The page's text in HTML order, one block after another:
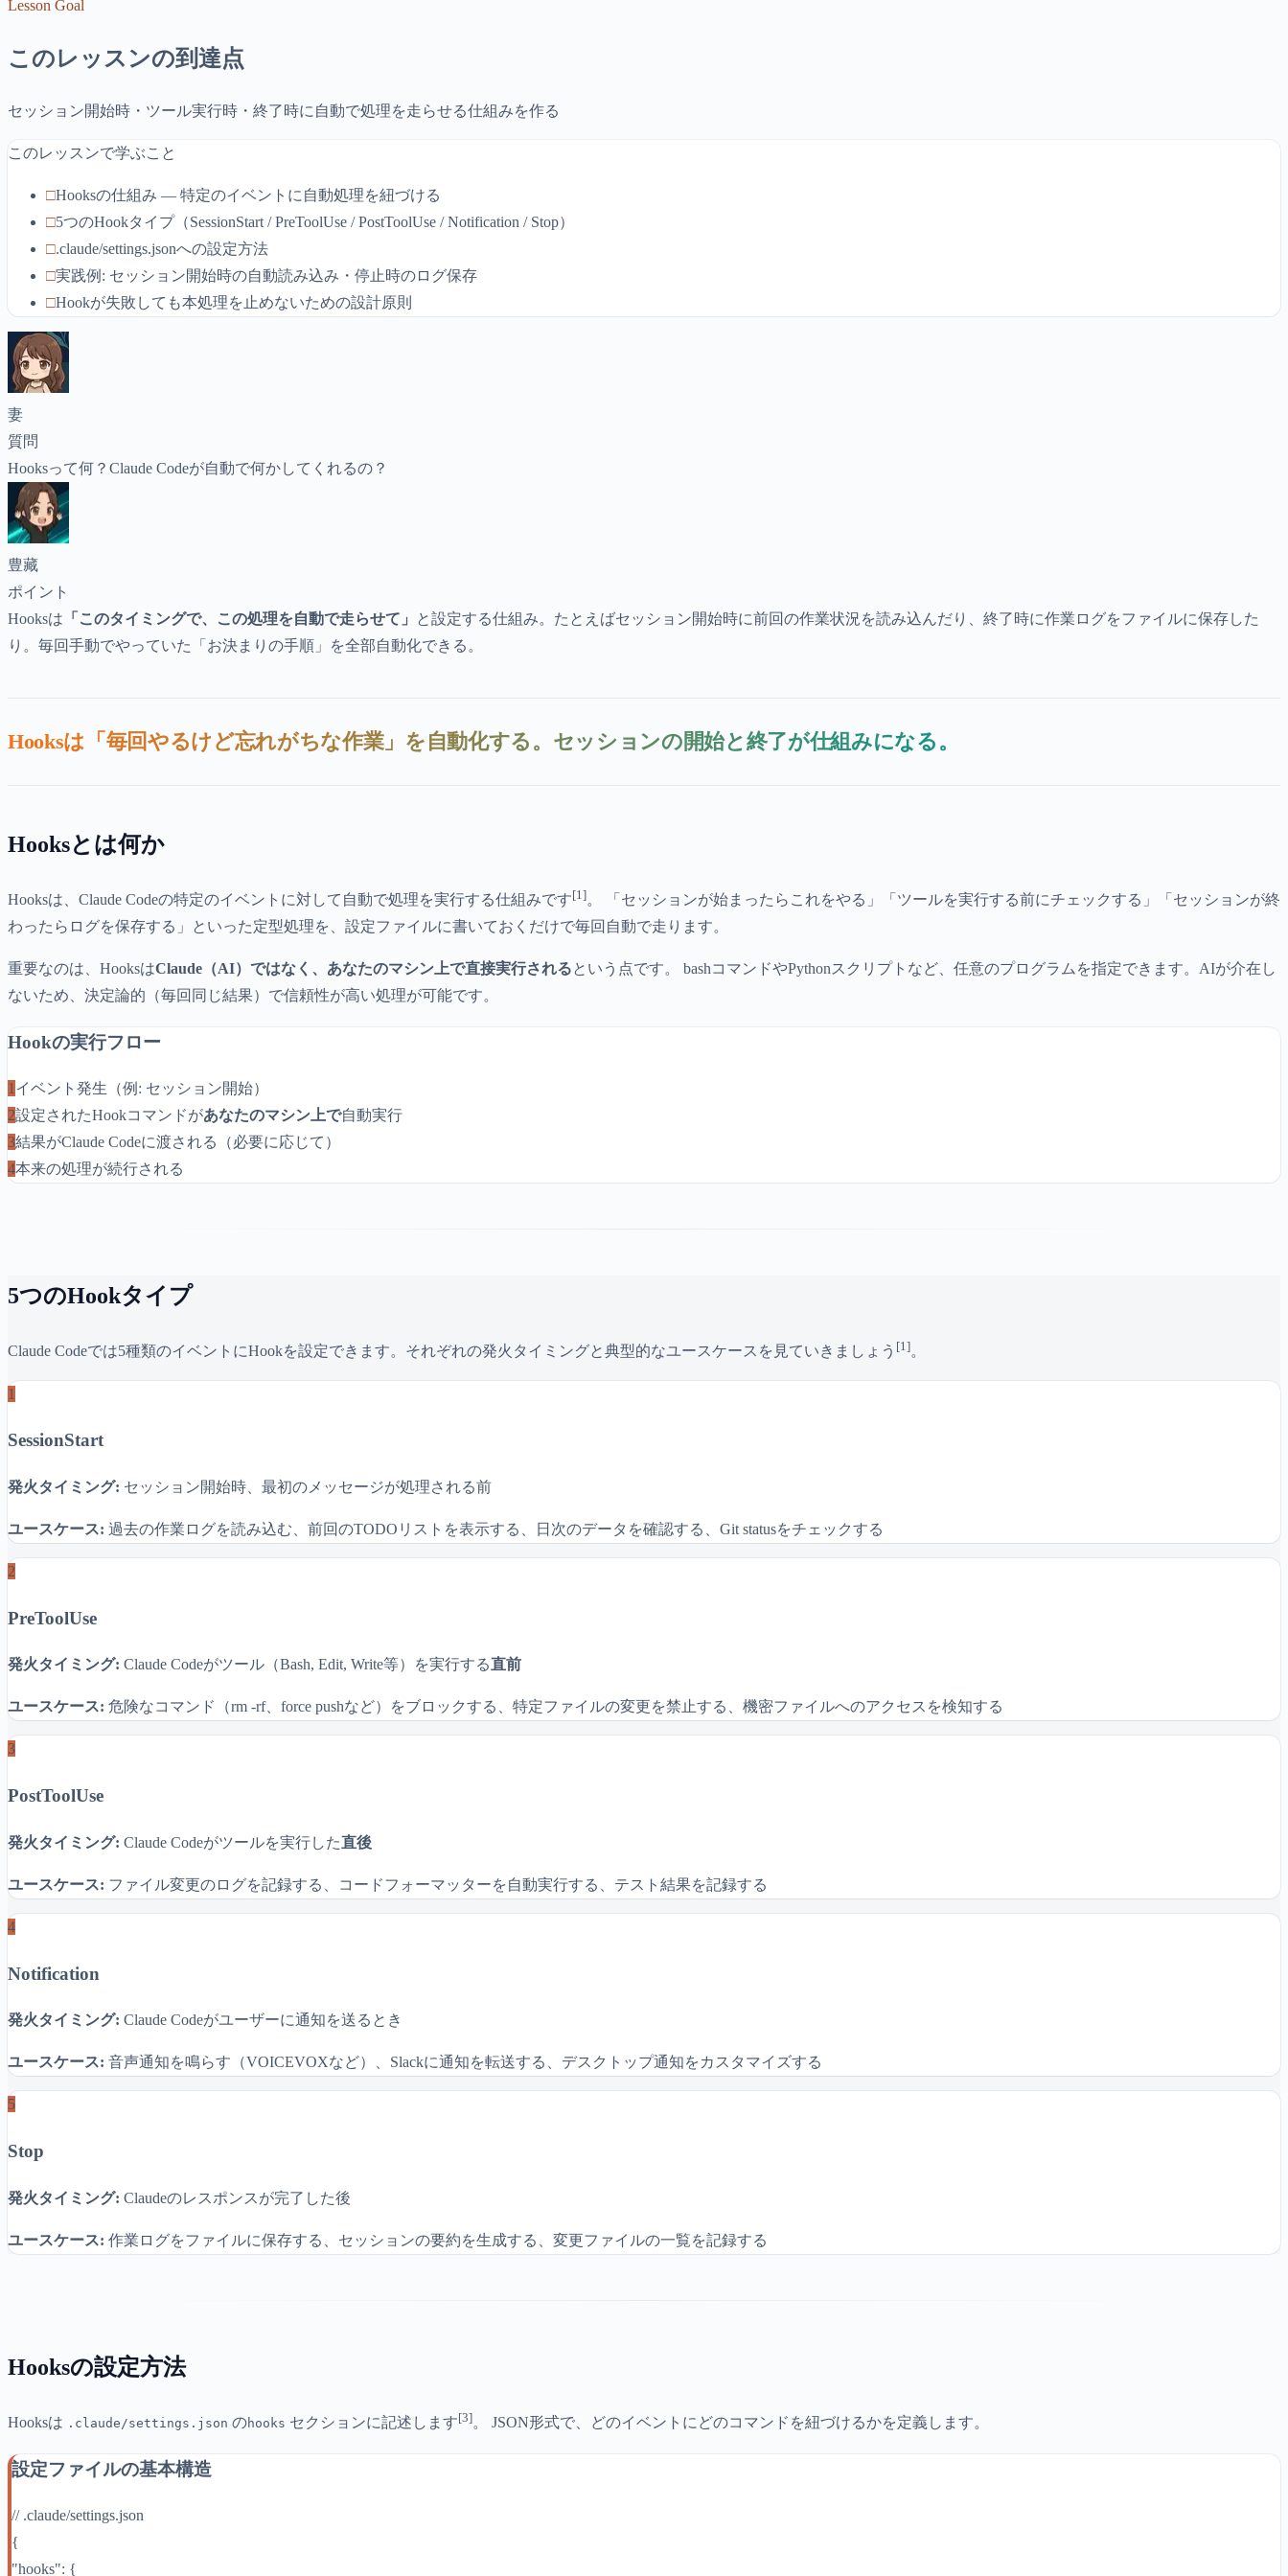
Lesson Goal
このレッスンの到達点
セッション開始時・ツール実行時・終了時に自動で処理を走らせる仕組みを作る
このレッスンで学ぶこと
□Hooksの仕組み — 特定のイベントに自動処理を紐づける
□5つのHookタイプ（SessionStart / PreToolUse / PostToolUse / Notification / Stop）
□.claude/settings.jsonへの設定方法
□実践例: セッション開始時の自動読み込み・停止時のログ保存
□Hookが失敗しても本処理を止めないための設計原則
妻
質問
Hooksって何？Claude Codeが自動で何かしてくれるの？
豊藏
ポイント
Hooksは 「このタイミングで、この処理を自動で走らせて」
と設定する仕組み。たとえばセッション開始時に前回の作業状況を読み込んだり、終了時に作業ログをファイルに保存した
り。毎回手動でやっていた「お決まりの手順」を全部自動化できる。
Hooksは「毎回やるけど忘れがちな作業」を自動化する。セッションの開始と終了が仕組みになる。
Hooksとは何か
Hooksは、Claude Codeの特定のイベントに対して自動で処理を実行する仕組みです[1]。 「セッションが始まったらこれをやる」「ツールを実行する前にチェックする」「セッションが終
わったらログを保存する」といった定型処理を、設定ファイルに書いておくだけで毎回自動で走ります。
重要なのは、HooksはClaude（AI）ではなく、あなたのマシン上で直接実行されるという点です。 bashコマンドやPythonスクリプトなど、任意のプログラムを指定できます。AIが介在し
ないため、決定論的（毎回同じ結果）で信頼性が高い処理が可能です。
Hookの実行フロー
1 イベント発生（例: セッション開始）
2設定されたHookコマンドがあなたのマシン上で自動実行
3結果がClaude Codeに渡される（必要に応じて）
4本来の処理が続行される
5つのHookタイプ
Claude Codeでは5種類のイベントにHookを設定できます。それぞれの発火タイミングと典型的なユースケースを見ていきましょう [1]。
1
SessionStart
発火タイミング: セッション開始時、最初のメッセージが処理される前
ユースケース: 過去の作業ログを読み込む、前回のTODOリストを表示する、日次のデータを確認する、Git statusをチェックする
2
PreToolUse
発火タイミング: Claude Codeがツール（Bash, Edit, Write等）を実行する直前
ユースケース: 危険なコマンド（rm -rf、force pushなど）をブロックする、特定ファイルの変更を禁止する、機密ファイルへのアクセスを検知する
3
PostToolUse
発火タイミング: Claude Codeがツールを実行した直後
ユースケース: ファイル変更のログを記録する、コードフォーマッターを自動実行する、テスト結果を記録する
4
Notification
発火タイミング: Claude Codeがユーザーに通知を送るとき
ユースケース: 音声通知を鳴らす（VOICEVOXなど）、Slackに通知を転送する、デスクトップ通知をカスタマイズする
5
Stop
発火タイミング: Claudeのレスポンスが完了した後
ユースケース: 作業ログをファイルに保存する、セッションの要約を生成する、変更ファイルの一覧を記録する
Hooksの設定方法
Hooksは .claude/settings.json のhooks セクションに記述します[3]。 JSON形式で、どのイベントにどのコマンドを紐づけるかを定義します。
設定ファイルの基本構造
// .claude/settings.json
{
"hooks": {